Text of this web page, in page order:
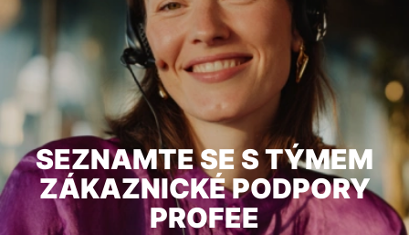
SEZNAMTE SE S TÝMEM
ZÁKAZNICKÉ PODPORY
PROFEE